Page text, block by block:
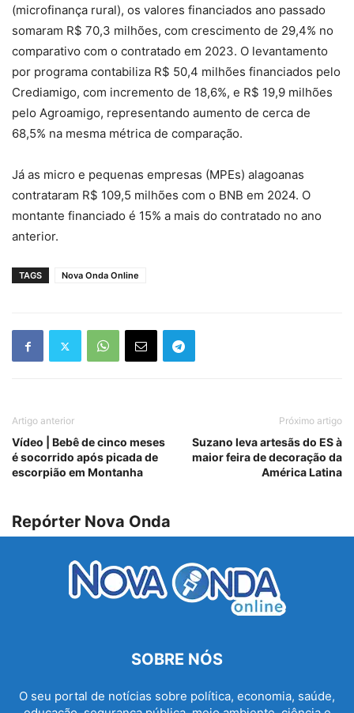
(microfinança rural), os valores financiados ano passado
somaram R$ 70,3 milhões, com crescimento de 29,4% no
comparativo com o contratado em 2023. O levantamento
por programa contabiliza R$ 50,4 milhões financiados pelo
Crediamigo, com incremento de 18,6%, e R$ 19,9 milhões
pelo Agroamigo, representando aumento de cerca de
68,5% na mesma métrica de comparação.
Já as micro e pequenas empresas (MPEs) alagoanas
contrataram R$ 109,5 milhões com o BNB em 2024. O
montante financiado é 15% a mais do contratado no ano
anterior.
TAGS Nova Onda Online
Artigo anterior
Vídeo | Bebê de cinco meses
é socorrido após picada de
escorpião em Montanha
Próximo artigo
Suzano leva artesãs do ES à
maior feira de decoração da
América Latina
Repórter Nova Onda
SOBRE NÓS
O seu portal de notícias sobre política, economia, saúde,